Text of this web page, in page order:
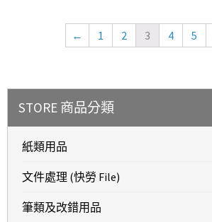
← 1 2 3 4 5
STORE 商品分類
紙類用品
文件處理 (快勞 File)
筆類及改錯用品